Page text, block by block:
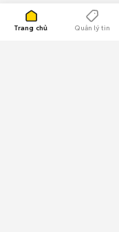
Trang chủ Quản lý tin